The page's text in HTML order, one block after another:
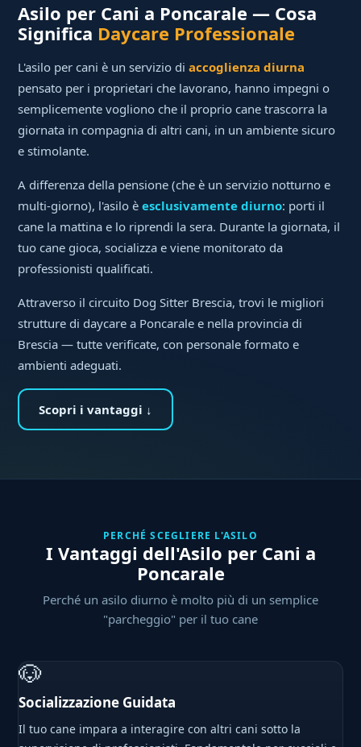
Asilo per Cani a Poncarale — Cosa
Significa Daycare Professionale
L'asilo per cani è un servizio diaccoglienza diurna
pensato per i proprietari che lavorano, hanno impegni o
semplicemente vogliono che il proprio cane trascorra la
giornata in compagnia di altri cani, in un ambiente sicuro
e stimolante.
A differenza della pensione (che è un servizio notturno e
multi-giorno), l'asilo èesclusivamente diurno: porti il
cane la mattina e lo riprendi la sera. Durante la giornata, il
tuo cane gioca, socializza e viene monitorato da
professionisti qualificati.
Attraverso il circuito Dog Sitter Brescia, trovi le migliori
strutture di daycare a Poncarale e nella provincia di
Brescia — tutte verificate, con personale formato e
ambienti adeguati.
Scopri i vantaggi ↓
PERCHÉ SCEGLIERE L'ASILO
I Vantaggi dell'Asilo per Cani a
Poncarale
Perché un asilo diurno è molto più di un semplice
"parcheggio" per il tuo cane
🐶
Socializzazione Guidata
Il tuo cane impara a interagire con altri cani sotto la